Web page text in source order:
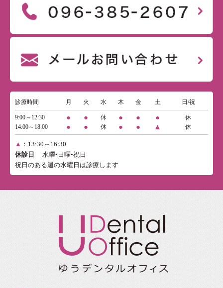
診療時間 月 火 水 木 金 土 日/祝
9:00～12:30 ● ● 休 ● ● ●
休
14:00～18:00
● ● 休 ● ● ▲ 休
▲ ：13:30～16:30
休診日
水曜•日曜•祝日
祝日のある週の水曜日は診療します